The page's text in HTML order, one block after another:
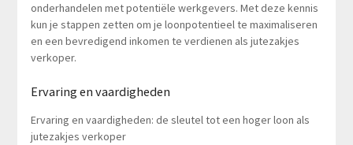
onderhandelen met potentiële werkgevers. Met deze kennis
kun je stappen zetten om je loonpotentieel te maximaliseren
en een bevredigend inkomen te verdienen als jutezakjes
verkoper.
Ervaring en vaardigheden
Ervaring en vaardigheden: de sleutel tot een hoger loon als
jutezakjes verkoper